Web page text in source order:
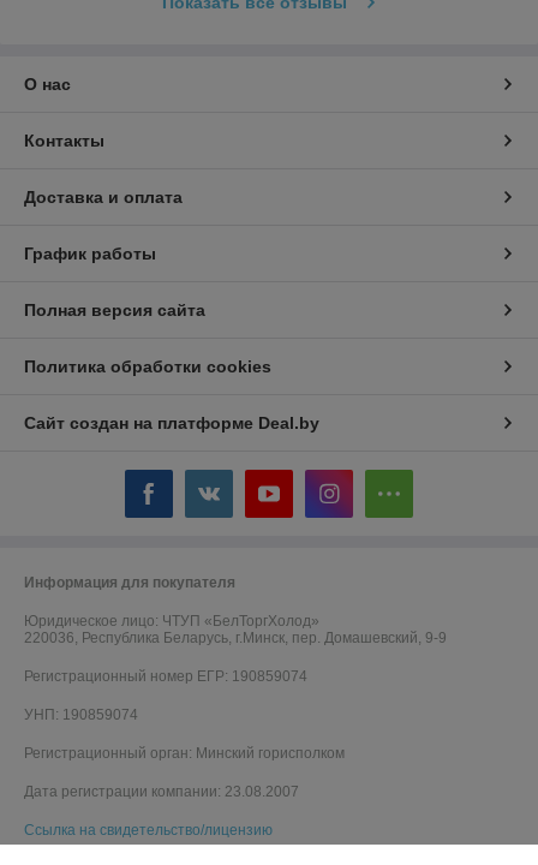
О нас
Контакты
Доставка и оплата
График работы
Полная версия сайта
Политика обработки cookies
Сайт создан на платформе Deal.by
Информация для покупателя
Юридическое лицо: ЧТУП «БелТоргХолод»
220036, Республика Беларусь, г.Минск, пер. Домашевский, 9-9
Регистрационный номер ЕГР: 190859074
УНП: 190859074
Регистрационный орган: Минский горисполком
Дата регистрации компании: 23.08.2007
Ссылка на свидетельство/лицензию